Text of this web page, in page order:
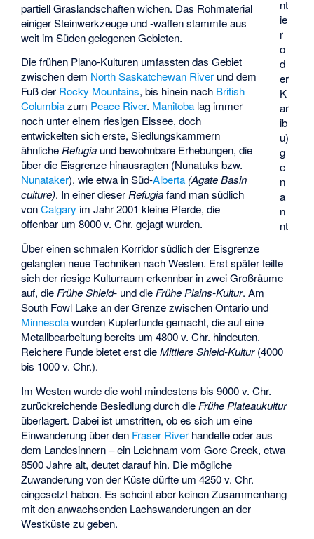
nt
ie
r
o
d
er
K
ar
ib
u)
g
e
n
a
n
nt
partiell Graslandschaften wichen. Das Rohmaterial
einiger Steinwerkzeuge und -waffen stammte aus
weit im Süden gelegenen Gebieten.
Die frühen Plano-Kulturen umfassten das Gebiet
zwischen dem North Saskatchewan River und dem
Fuß der Rocky Mountains, bis hinein nach British
Columbiazum Peace River. Manitoba lag immer
noch unter einem riesigen Eissee, doch
entwickelten sich erste,Siedlungskammern
ähnlicheRefugia und bewohnbare Erhebungen, die
über die Eisgrenze hinausragten (Nunatuks bzw.
Nunataker), wie etwa in Süd-Alberta (Agate Basin
culture). In einer dieserRefugiafand man südlich
vonCalgary im Jahr 2001 kleine Pferde, die
offenbar um 8000 v. Chr. gejagt wurden.
Über einen schmalen Korridor südlich der Eisgrenze
gelangten neue Techniken nach Westen. Erst später teilte
sich der riesige Kulturraum erkennbar in zwei Großräume
auf, die Frühe Shield- und die Frühe Plains-Kultur. Am
South Fowl Lake an der Grenze zwischen Ontario und
Minnesotawurden Kupferfunde gemacht, die auf eine
Metallbearbeitung bereits um 4800 v. Chr. hindeuten.
Reichere Funde bietet erst dieMittlere Shield-Kultur(4000
bis 1000 v. Chr.).
Im Westen wurde die wohl mindestens bis 9000 v. Chr.
zurückreichende Besiedlung durch die Frühe Plateaukultur
überlagert. Dabei ist umstritten, ob es sich um eine
Einwanderung über den Fraser River handelte oder aus
dem Landesinnern – ein Leichnam vom Gore Creek, etwa
8500 Jahre alt, deutet darauf hin. Die mögliche
Zuwanderung von der Küste dürfte um 4250 v. Chr.
eingesetzt haben. Es scheint aber keinen Zusammenhang
mit den anwachsenden Lachswanderungen an der
Westküste zu geben.